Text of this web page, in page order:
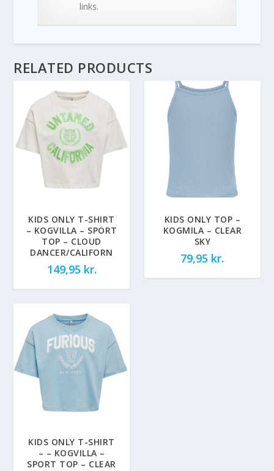
links.
RELATED PRODUCTS
KIDS ONLY T-SHIRT
– KOGVILLA – SPORT
TOP – CLOUD
DANCER/CALIFORN
149,95 kr.
KIDS ONLY TOP –
KOGMILA – CLEAR
SKY
79,95 kr.
KIDS ONLY T-SHIRT
– – KOGVILLA –
SPORT TOP – CLEAR